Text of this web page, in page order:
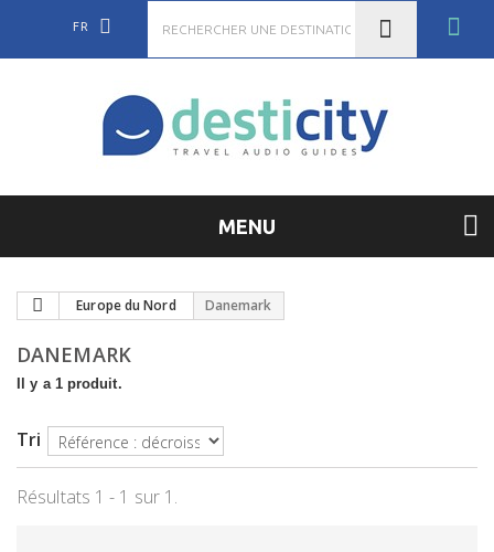
FR
MENU
Europe du Nord Danemark
DANEMARK
Il y a 1 produit.
Tri
Résultats 1 - 1 sur 1.